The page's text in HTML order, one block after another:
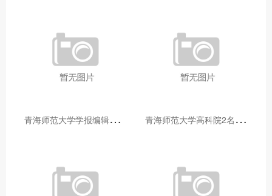
青
海师范大学学报编辑部赴大通县城关镇上毛佰胜村开展帮扶慰问活动 青
海师范大学高科院2名专家当选中国科学院院士